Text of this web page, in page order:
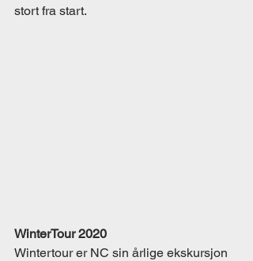
stort fra start.
WinterTour 2020
Wintertour er NC sin årlige ekskursjon